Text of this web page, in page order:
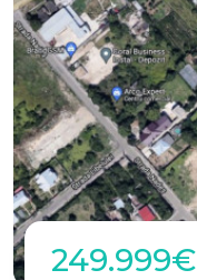
249.999€